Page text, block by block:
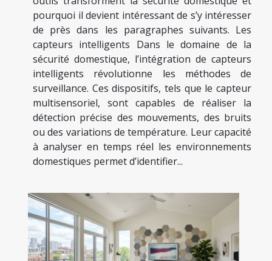
pourquoi il devient intéressant de s’y intéresser
de près dans les paragraphes suivants. Les
capteurs intelligents Dans le domaine de la
sécurité domestique, l’intégration de capteurs
intelligents révolutionne les méthodes de
surveillance. Ces dispositifs, tels que le capteur
multisensoriel, sont capables de réaliser la
détection précise des mouvements, des bruits
ou des variations de température. Leur capacité
à analyser en temps réel les environnements
domestiques permet d’identifier...